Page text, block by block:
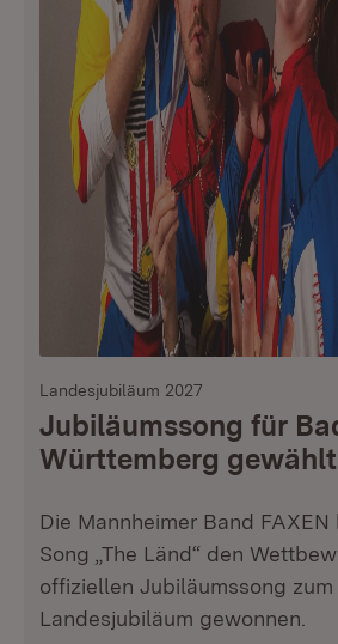
Landesjubiläum 2027
Jubiläumssong für
Württemberg gewählt
Die Mannheimer Band
Song „The Länd“ den
offiziellen Jubiläumssong
Landesjubiläum gewonnen.